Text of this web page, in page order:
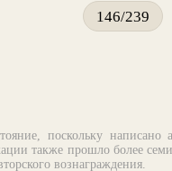
146/239
поскольку
также прошло более
вознаграждения.